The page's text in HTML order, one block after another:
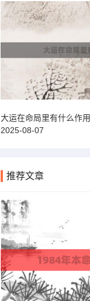
大运在命局里有什么作用
2025-08-07
推荐文章